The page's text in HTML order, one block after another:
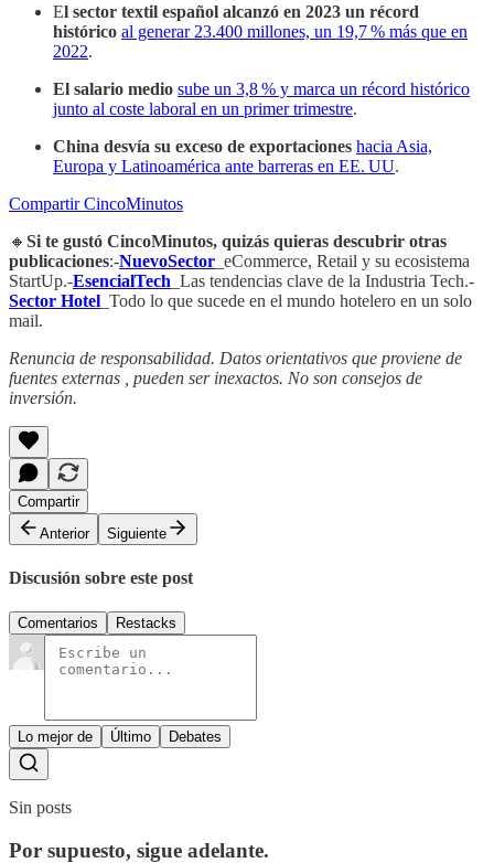
El sector textil español alcanzó en 2023 un récord
histórico al generar 23.400 millones, un 19,7 % más que en
2022.
El salario medio sube un 3,8 % y marca un récord histórico
junto al coste laboral en un primer trimestre.
China desvía su exceso de exportaciones hacia Asia,
Europa y Latinoamérica ante barreras en EE. UU.
Compartir CincoMinutos
🔸 Si te gustó CincoMinutos, quizás quieras descubrir otras
publicaciones:-NuevoSector _eCommerce, Retail y su ecosistema
StartUp.-EsencialTech _Las tendencias clave de la Industria Tech.-
Sector Hotel _Todo lo que sucede en el mundo hotelero en un solo
mail.
Renuncia de responsabilidad. Datos orientativos que proviene de
fuentes externas , pueden ser inexactos. No son consejos de
inversión.
Compartir
Anterior
Siguiente
Discusión sobre este post
Comentarios Restacks
Lo mejor de Último Debates
Sin posts
Por supuesto, sigue adelante.